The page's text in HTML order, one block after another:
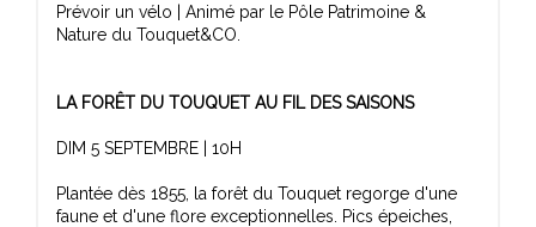
Prévoir un vélo | Animé par le Pôle Patrimoine &
Nature du Touquet&CO.
LA FORÊT DU TOUQUET AU FIL DES SAISONS
DIM 5 SEPTEMBRE | 10H
Plantée dès 1855, la forêt du Touquet regorge d'une
faune et d'une flore exceptionnelles. Pics épeiches,